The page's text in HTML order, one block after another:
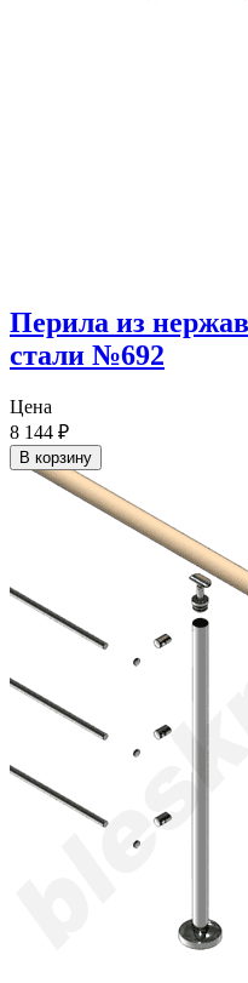
Перила из
стали №692
Цена
8 144 ₽
В корзину